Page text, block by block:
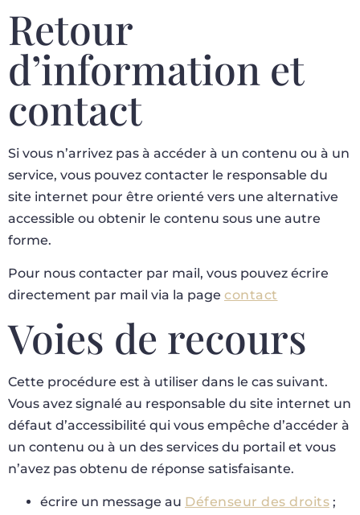
Retour
d’information et
contact
Si vous n’arrivez pas à accéder à un contenu ou à un
service, vous pouvez contacter le responsable du
site internet pour être orienté vers une alternative
accessible ou obtenir le contenu sous une autre
forme.
Pour nous contacter par mail, vous pouvez écrire
directement par mail via la page contact
Voies de recours
Cette procédure est à utiliser dans le cas suivant.
Vous avez signalé au responsable du site internet un
défaut d’accessibilité qui vous empêche d’accéder à
un contenu ou à un des services du portail et vous
n’avez pas obtenu de réponse satisfaisante.
écrire un message au Défenseur des droits ;